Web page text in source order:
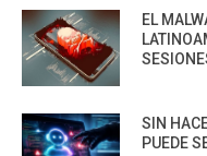
EL
SIN
PUEDE